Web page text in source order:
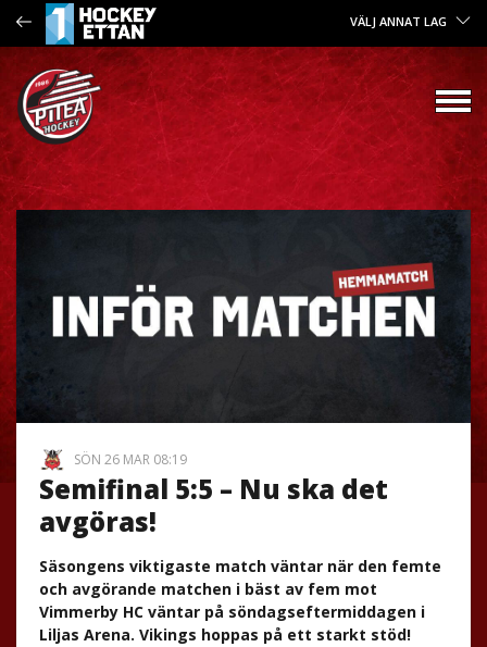
VÄLJ ANNAT LAG
SÖN 26 MAR 08:19
Semifinal 5:5 – Nu ska det
avgöras!
Säsongens viktigaste match väntar när den femte
och avgörande matchen i bäst av fem mot
Vimmerby HC väntar på söndagseftermiddagen i
Liljas Arena. Vikings hoppas på ett starkt stöd!